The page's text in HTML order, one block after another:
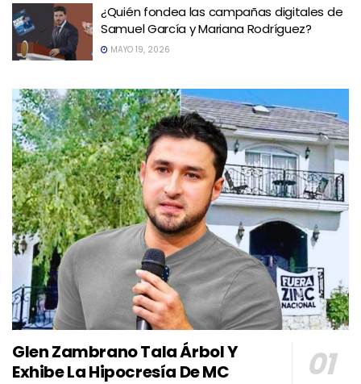
¿Quién fondea las campañas digitales de
Samuel García y Mariana Rodríguez?
MAYO 19, 2026
Glen Zambrano Tala Árbol Y
Exhibe La Hipocresía De MC